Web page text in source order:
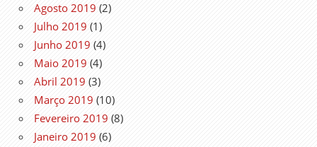
Agosto 2019 (2)
Julho 2019 (1)
Junho 2019 (4)
Maio 2019 (4)
Abril 2019 (3)
Março 2019 (10)
Fevereiro 2019 (8)
Janeiro 2019 (6)